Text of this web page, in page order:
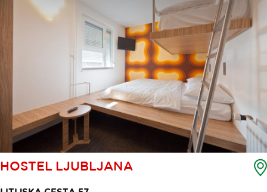
HOSTEL LJUBLJANA